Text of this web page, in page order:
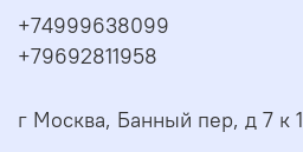
+74999638099
+79692811958
г Москва, Банный пер, д 7 к 1